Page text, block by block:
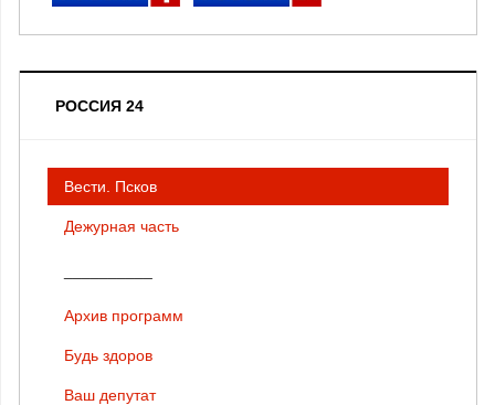
РОССИЯ 24
Вести. Псков
Дежурная часть
Архив программ
Будь здоров
Ваш депутат